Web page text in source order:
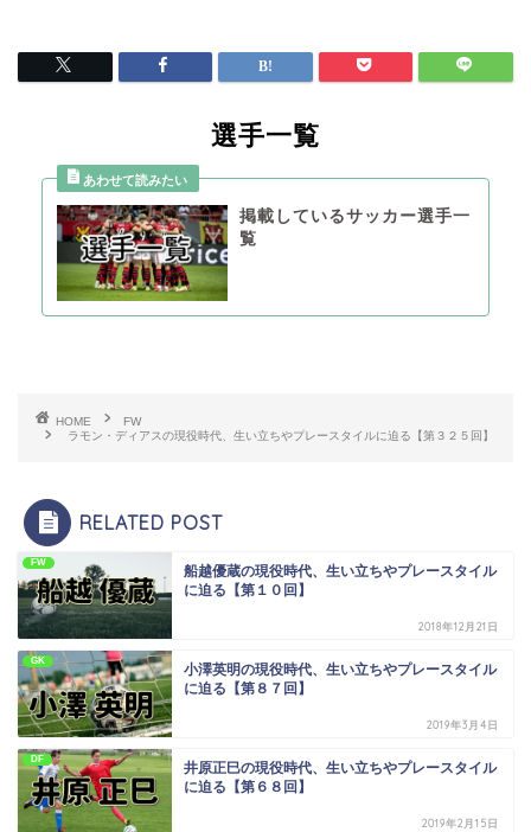
選手一覧
掲載しているサッカー選手一
覧
HOME
FW
ラモン・ディアスの現役時代、生い立ちやプレースタイルに迫る【第３２５回】
RELATED POST
FW
船越優蔵の現役時代、生い立ちやプレースタイル
に迫る【第１０回】
2018年12月21日
GK
小澤英明の現役時代、生い立ちやプレースタイル
に迫る【第８７回】
2019年3月4日
DF
井原正巳の現役時代、生い立ちやプレースタイル
に迫る【第６８回】
2019年2月15日